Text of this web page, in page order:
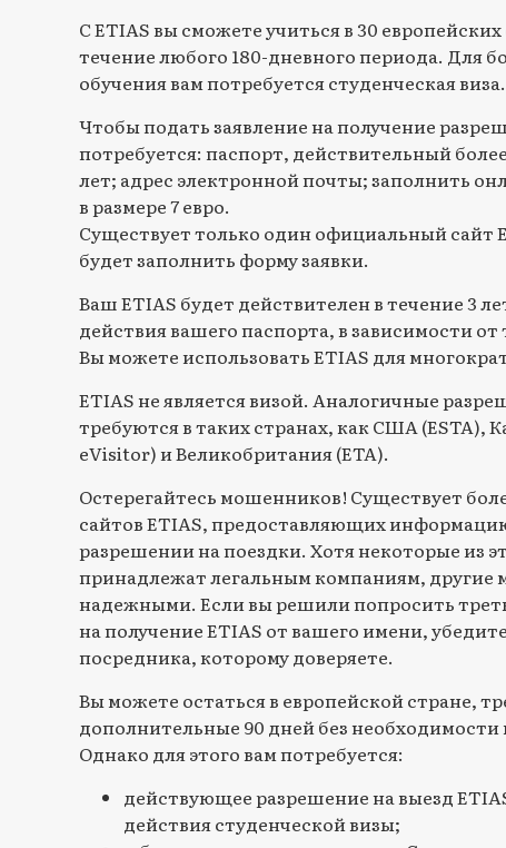
С ETIAS вы сможете учиться в 30
течение любого 180-дневного периода. Для
обучения вам потребуется студенческая виза.
Чтобы подать заявление на получение
потребуется: паспорт, действительный
лет; адрес электронной почты; заполнить
в размере 7 евро.
Существует только один официальный сайт
будет заполнить форму заявки.
Ваш ETIAS будет действителен в течение 3
действия вашего паспорта, в зависимости
Вы можете использовать ETIAS для
ETIAS не является визой. Аналогичные
требуются в таких странах, как США (ESTA),
eVisitor) и Великобритания (ETA).
Остерегайтесь мошенников! Существует
сайтов ETIAS, предоставляющих
разрешении на поездки. Хотя некоторые из
принадлежат легальным компаниям, другие
надежными. Если вы решили попросить
на получение ETIAS от вашего имени,
посредника, которому доверяете.
Вы можете остаться в европейской стране,
дополнительные 90 дней без необходимости
Однако для этого вам потребуется:
действующее разрешение на выезд
действия студенческой визы;